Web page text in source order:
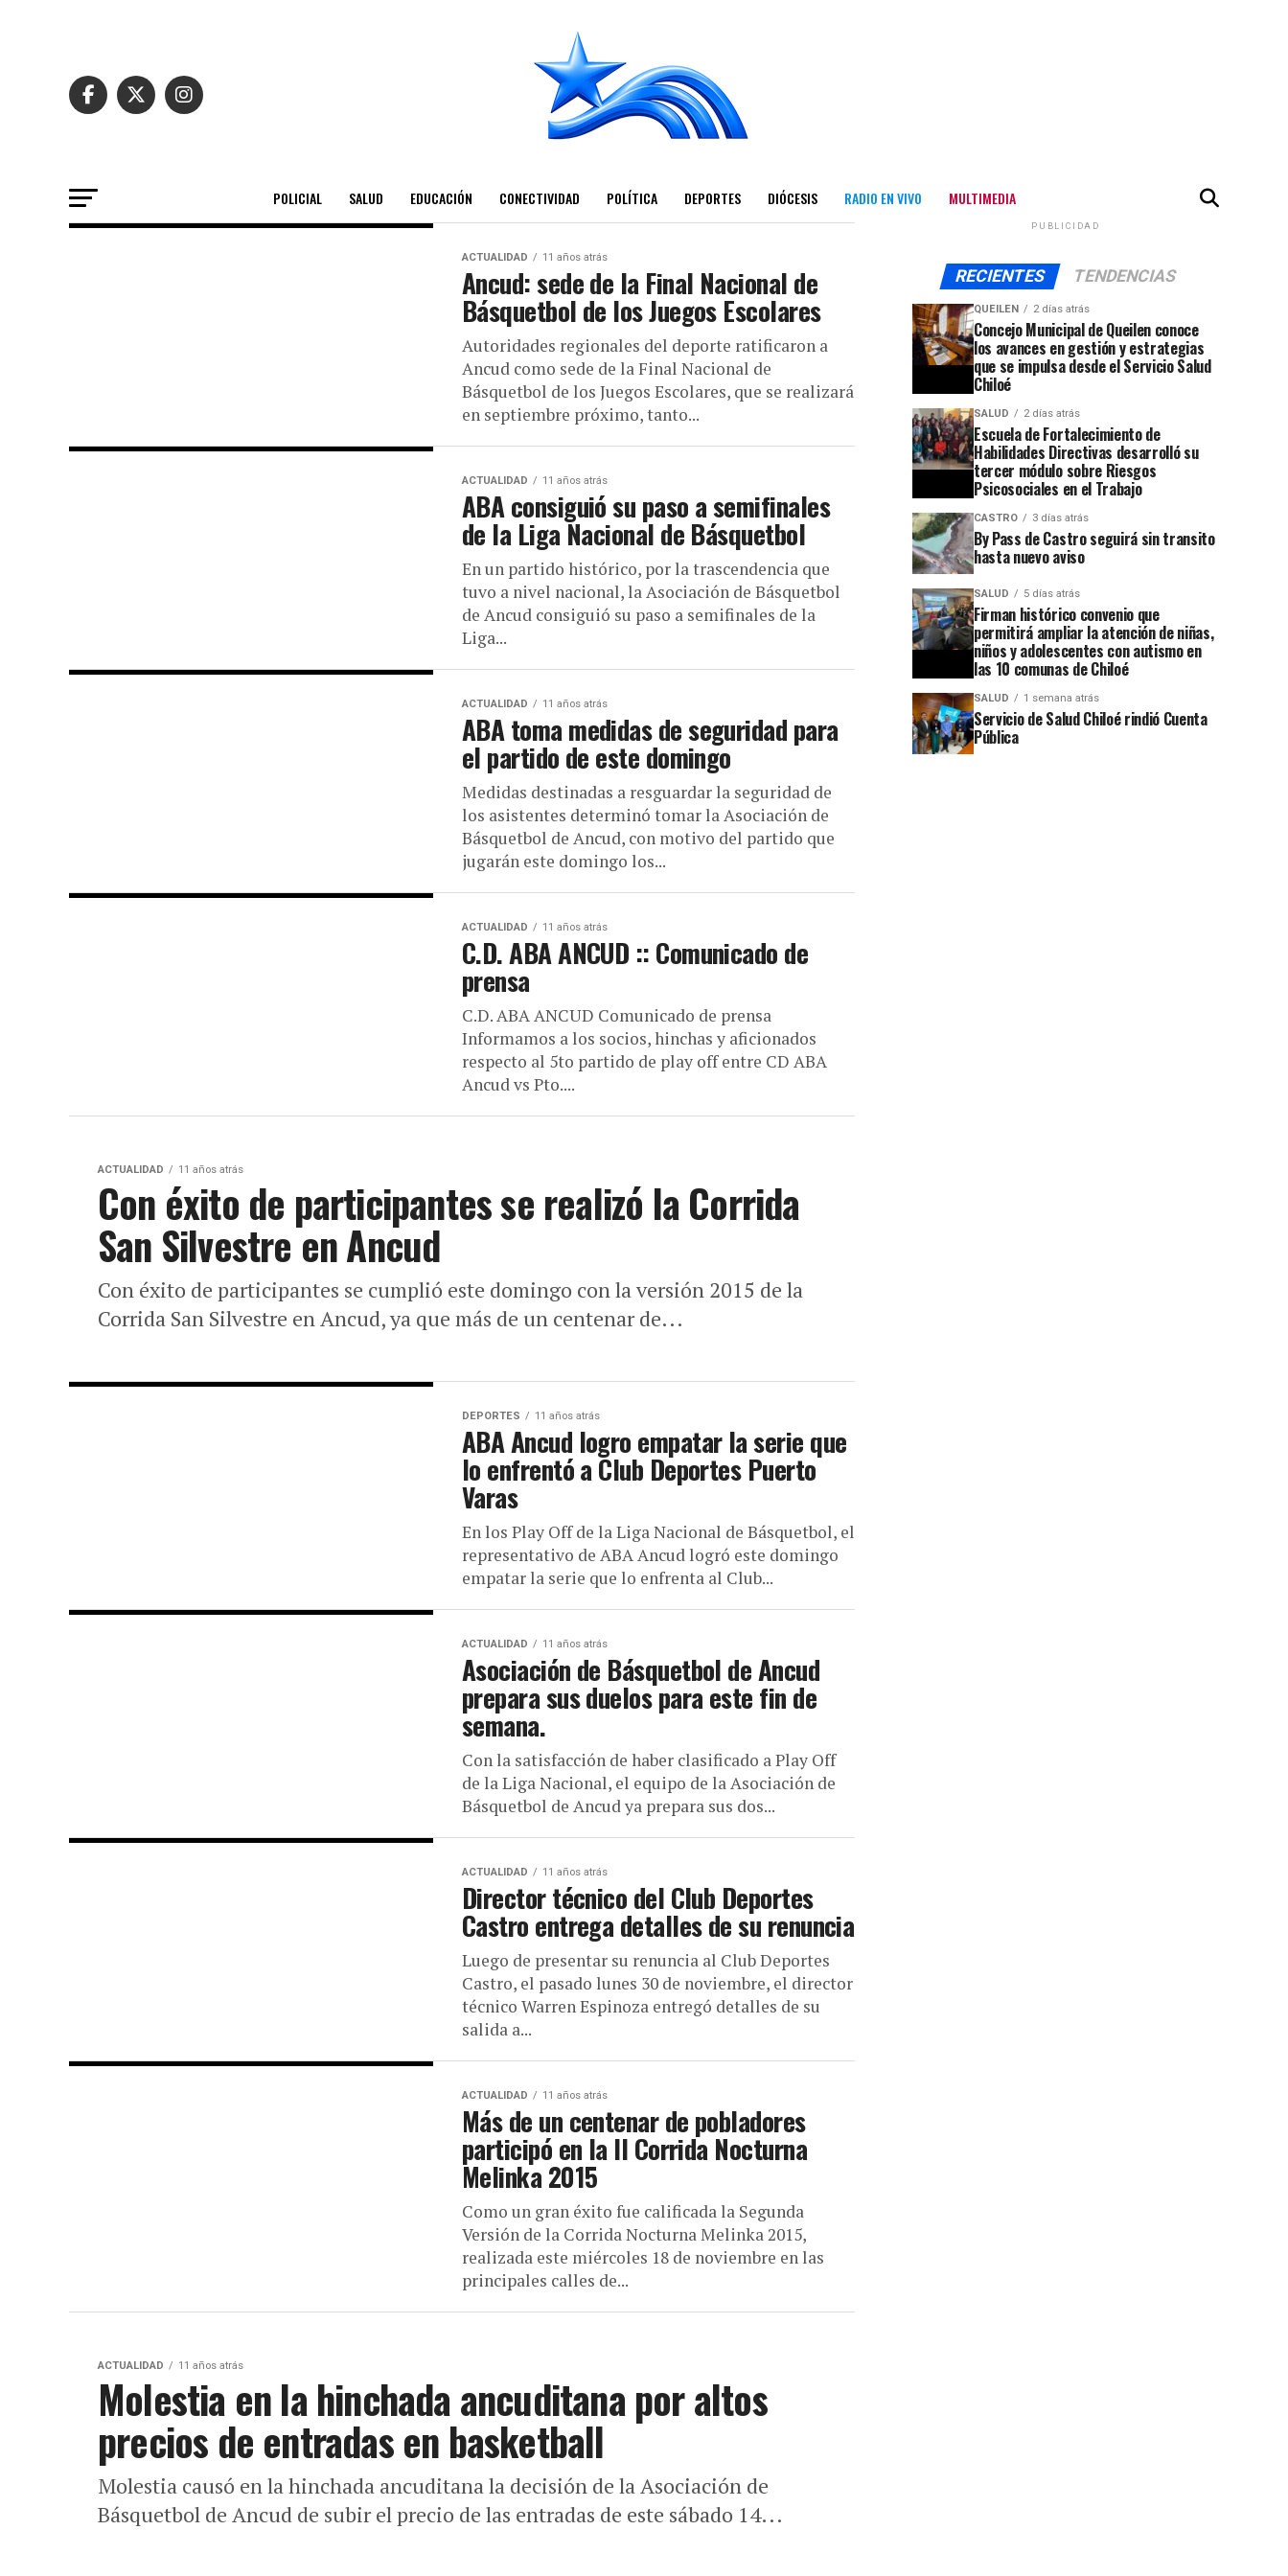
POLICIAL SALUD EDUCACIÓN CONECTIVIDAD POLÍTICA DEPORTES DIÓCESIS RADIO EN VIVO MULTIMEDIA
ACTUALIDAD 11 años atrás
Ancud: sede de la Final Nacional de
Básquetbol de los Juegos Escolares
Autoridades regionales del deporte ratificaron a
Ancud como sede de la Final Nacional de
Básquetbol de los Juegos Escolares, que se realizará
en septiembre próximo, tanto...
ACTUALIDAD 11 años atrás
ABA consiguió su paso a semifinales
de la Liga Nacional de Básquetbol
En un partido histórico, por la trascendencia que
tuvo a nivel nacional, la Asociación de Básquetbol
de Ancud consiguió su paso a semifinales de la
Liga...
ACTUALIDAD 11 años atrás
ABA toma medidas de seguridad para
el partido de este domingo
Medidas destinadas a resguardar la seguridad de
los asistentes determinó tomar la Asociación de
Básquetbol de Ancud, con motivo del partido que
jugarán este domingo los...
ACTUALIDAD 11 años atrás
C.D. ABA ANCUD :: Comunicado de
prensa
C.D. ABA ANCUD Comunicado de prensa
Informamos a los socios, hinchas y aficionados
respecto al 5to partido de play off entre CD ABA
Ancud vs Pto....
ACTUALIDAD 11 años atrás
Con éxito de participantes se realizó la Corrida
San Silvestre en Ancud
Con éxito de participantes se cumplió este domingo con la versión 2015 de la
Corrida San Silvestre en Ancud, ya que más de un centenar de...
DEPORTES 11 años atrás
ABA Ancud logro empatar la serie que
lo enfrentó a Club Deportes Puerto
Varas
En los Play Off de la Liga Nacional de Básquetbol, el
representativo de ABA Ancud logró este domingo
empatar la serie que lo enfrenta al Club...
ACTUALIDAD 11 años atrás
Asociación de Básquetbol de Ancud
prepara sus duelos para este fin de
semana.
Con la satisfacción de haber clasificado a Play Off
de la Liga Nacional, el equipo de la Asociación de
Básquetbol de Ancud ya prepara sus dos...
ACTUALIDAD 11 años atrás
Director técnico del Club Deportes
Castro entrega detalles de su renuncia
Luego de presentar su renuncia al Club Deportes
Castro, el pasado lunes 30 de noviembre, el director
técnico Warren Espinoza entregó detalles de su
salida a...
ACTUALIDAD 11 años atrás
Más de un centenar de pobladores
participó en la II Corrida Nocturna
Melinka 2015
Como un gran éxito fue calificada la Segunda
Versión de la Corrida Nocturna Melinka 2015,
realizada este miércoles 18 de noviembre en las
principales calles de...
ACTUALIDAD 11 años atrás
Molestia en la hinchada ancuditana por altos
precios de entradas en basketball
Molestia causó en la hinchada ancuditana la decisión de la Asociación de
Básquetbol de Ancud de subir el precio de las entradas de este sábado 14...
PUBLICIDAD
RECIENTES TENDENCIAS
QUEILEN 2 días atrás
Concejo Municipal de Queilen conoce
los avances en gestión y estrategias
que se impulsa desde el Servicio Salud
Chiloé
SALUD 2 días atrás
Escuela de Fortalecimiento de
Habilidades Directivas desarrolló su
tercer módulo sobre Riesgos
Psicosociales en el Trabajo
CASTRO 3 días atrás
By Pass de Castro seguirá sin transito
hasta nuevo aviso
SALUD 5 días atrás
Firman histórico convenio que
permitirá ampliar la atención de niñas,
niños y adolescentes con autismo en
las 10 comunas de Chiloé
SALUD 1 semana atrás
Servicio de Salud Chiloé rindió Cuenta
Pública